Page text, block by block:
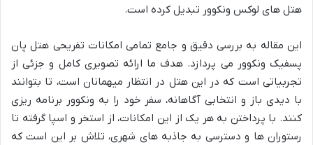
هتل های لوکس ونکوور تبدیل کرده است.
این مقاله به بررسی دقیق و جامع تمامی امکانات تفریحی هتل پان
پسفیک ونکوور می پردازد. هدف ما ارائه تصویری کامل و جزئی از
تجربیاتی است که در این هتل در انتظار میهمانان است، تا بتوانند
با دیدی باز و انتخابی آگاهانه، سفر خود را به ونکوور برنامه ریزی
کنند. با پرداختن به هر یک از این امکانات، از استخر و اسپا گرفته تا
رستوران ها و دسترسی به جاذبه های شهری، تلاش بر این است که